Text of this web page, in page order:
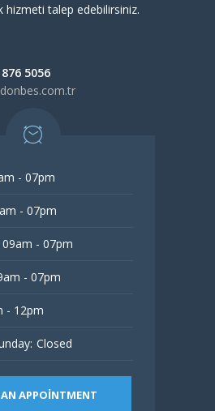
hizmeti talep edebilirsiniz.
5056
- 07pm
- 07pm
09am - 07pm
- 07pm
- 12pm
Closed
APPOINTMENT